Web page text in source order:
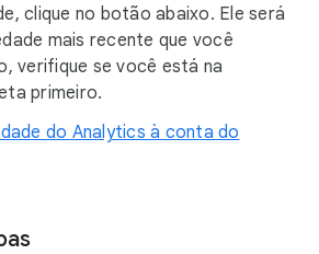
clique no botão abaixo. Ele será
mais recente que você
verifique se você está na
primeiro.
do Analytics à conta do